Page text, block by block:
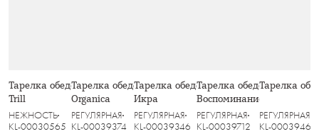
Тарелка обеденная, 26 см, стекло Р,
Trill
НЕЖНОСТЬ
KL-00030565
Тарелка обеденная, 27 см, зелёная,
Organica
РЕГУЛЯРНАЯ
KL-00039374
Тарелка обеденная, 27.5 см, пепел,
Икра
РЕГУЛЯРНАЯ
KL-00039346
Тарелка обеденная, 27,5
Воспоминание
РЕГУЛЯРНАЯ
KL-00039712
Тарелка
РЕГУЛЯРНАЯ
KL-00039460